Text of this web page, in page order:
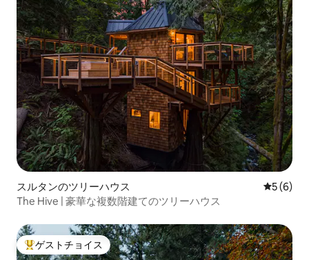
スルタンのツリーハウス レビュー
5 (6)
The Hive | 豪華な複数階建てのツリーハウス
大好評のゲストチョイスです。
ゲストチョイス